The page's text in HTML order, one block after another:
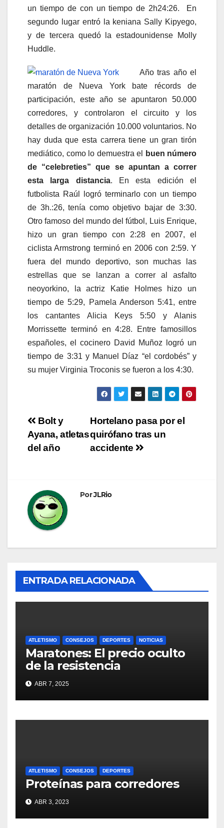
un tiempo de con un tiempo de 2h24:26. En
segundo lugar entró la keniana Sally Kipyego,
y de tercera quedó la estadounidense Molly
Huddle.
Año tras año el
maratón de Nueva York bate récords de
participación, este año se apuntaron 50.000
corredores, y controlaron el circuito y los
detalles de organización 10.000 voluntarios. No
hay duda que esta carrera tiene un gran tirón
mediático, como lo demuestra el
buen número
de “celebreties” que se apuntan a correr
esta larga distancia. En esta edición el
futbolista Raúl logró terminarlo con un tiempo
de 3h.:26, tenía como objetivo bajar de 3:30.
Otro famoso del mundo del fútbol, Luis Enrique,
hizo un gran tiempo con 2:28 en 2007, el
ciclista Armstrong terminó en 2006 con 2:59. Y
fuera del mundo deportivo, son muchas las
estrellas que se lanzan a correr al asfalto
neoyorkino, la actriz Katie Holmes hizo un
tiempo de 5:29, Pamela Anderson 5:41, entre
los cantantes Alicia Keys 5:50 y Alanis
Morrissette terminó en 4:28. Entre famosillos
españoles, el cocinero David Muñoz logró un
tiempo de 3:31 y Manuel Díaz “el cordobés” y
su mujer Virginia Troconis se fueron a los 4:30.
Navegación
de
Hortelano pasa por el
quirófano tras un
accidente
Bolt y
Ayana, atletas
del año
PorJLRio
ENTRADA RELACIONADA
ATLETISMO CONSEJOS DEPORTES NOTICIAS
Maratones: El precio oculto
de la resistencia
ABR 7, 2025
ATLETISMO CONSEJOS DEPORTES
Proteínas para corredores
ABR 3, 2023